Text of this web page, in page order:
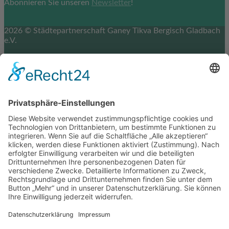
Abonnieren Sie unseren Newsletter!
2026 © Städtepartnerschaft Ganey Tikva Bergisch Gladbach
e.V.
Datenschutz
Cookie-Einstellungen
to
top